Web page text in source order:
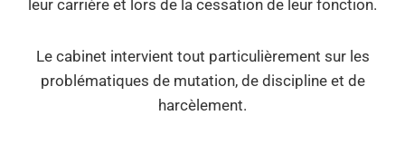
leur carrière et lors de la cessation de leur fonction.
Le cabinet intervient tout particulièrement sur les
problématiques de mutation, de discipline et de
harcèlement.